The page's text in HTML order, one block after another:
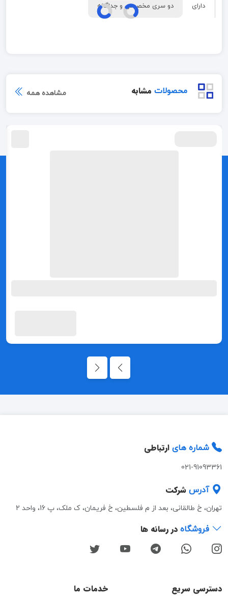
دارای دو سری مخصوص و جداگانه
محصولات مشابه مشاهده همه
شماره های ارتباطی
021-91093361
آدرس شرکت
تهران، خ طالقانی، بعد از م فلسطین، خ فریمان، ک ملک، پ 16، واحد 2
فروشگاه در رسانه ها
دسترسی سریع خدمات ما